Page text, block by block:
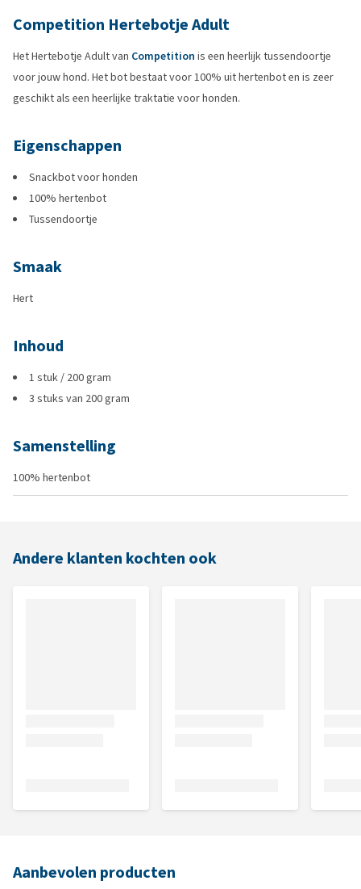
Competition Hertebotje Adult
Het Hertebotje Adult van Competition is een heerlijk tussendoortje
voor jouw hond. Het bot bestaat voor 100% uit hertenbot en is zeer
geschikt als een heerlijke traktatie voor honden.
Eigenschappen
Snackbot voor honden
100% hertenbot
Tussendoortje
Smaak
Hert
Inhoud
1 stuk / 200 gram
3 stuks van 200 gram
Samenstelling
100% hertenbot
Andere klanten kochten ook
Aanbevolen producten